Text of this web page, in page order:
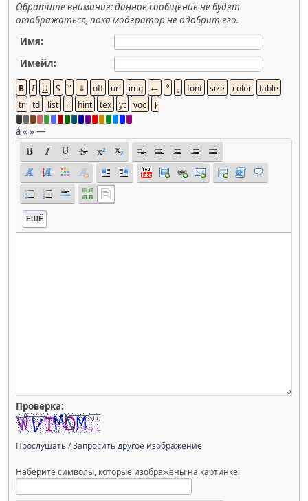
Обратите внимание: данное сообщение не будет
отображаться, пока модератор не одобрит его.
Имя:
Имейл:
á« »—
ЕЩЁ
Проверка:
Прослушать/Запросить другое изображение
Наберите символы, которые изображены на картинке: